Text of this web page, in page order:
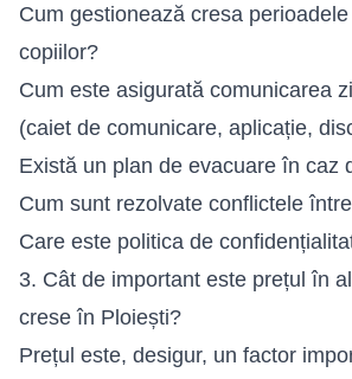
Cum gestionează cresa
copiilor?
Cum este asigurată comunicarea
(caiet de comunicare, aplicație,
Există un plan de evacuare în caz
Cum sunt rezolvate conflictele
Care este politica de
3. Cât de important este prețul în
crese în Ploiești?
Prețul este, desigur, un factor